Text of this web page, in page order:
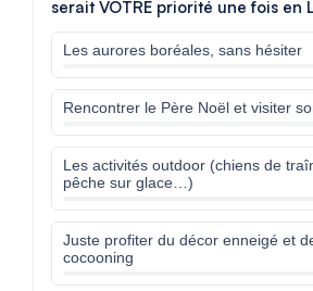
serait VOTRE priorité une fois en
Les aurores boréales, sans hésiter
Rencontrer le Père Noël et visiter
Les activités outdoor (chiens de
pêche sur glace…)
Juste profiter du décor enneigé et
cocooning